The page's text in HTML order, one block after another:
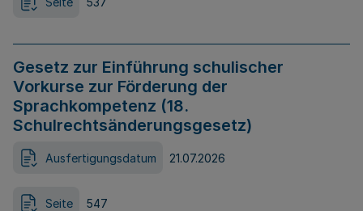
Gesetz zur Einführung schulischer
Vorkurse zur Förderung der
Sprachkompetenz (18.
Schulrechtsänderungsgesetz)
Ausfertigungsdatum 21.07.2026
Seite 547